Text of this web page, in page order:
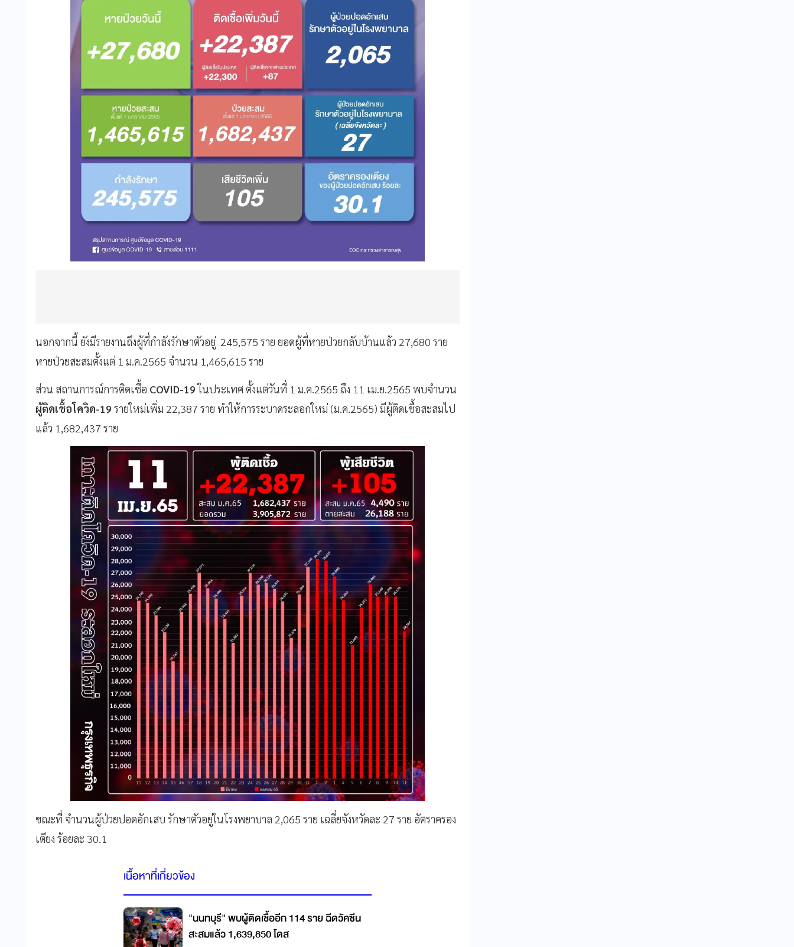
นอกจากนี้ ยังมีรายงานถึงผู้ที่กำลังรักษาตัวอยู่ 245,575 ราย ยอดผู้ที่หายป่วยกลับบ้านแล้ว 27,680 ราย
หายป่วยสะสมตั้งแต่ 1 ม.ค.2565 จำนวน 1,465,615 ราย
ส่วน สถานการณ์การติดเชื้อ COVID-19ในประเทศ ตั้งแต่วันที่ 1 ม.ค.2565 ถึง 11 เม.ย.2565 พบจำนวน
ผู้ติดเชื้อโควิด-19 รายใหม่เพิ่ม 22,387 ราย ทำให้การระบาดระลอกใหม่ (ม.ค.2565) มีผู้ติดเชื้อสะสมไป
แล้ว 1,682,437 ราย
ขณะที่ จำนวนผู้ป่วยปอดอักเสบ รักษาตัวอยู่ในโรงพยาบาล 2,065 ราย เฉลี่ยจังหวัดละ 27 ราย อัตราครอง
เตียง ร้อยละ 30.1
เนื้อหาที่เกี่ยวข้อง
"นนทบุรี" พบผู้ติดเชื้ออีก 114 ราย ฉีดวัคซีน
สะสมแล้ว 1,639,850 โดส